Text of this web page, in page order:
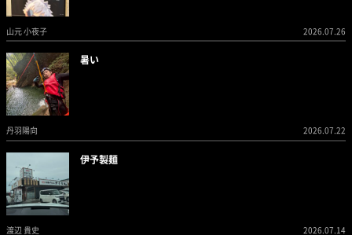
山元 小夜子 2026.07.26
暑い
丹羽陽向 2026.07.22
伊予製麺
渡辺 貴史 2026.07.14